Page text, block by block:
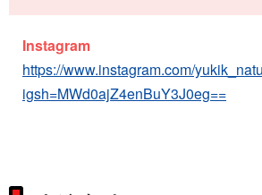
Instagram
https://www.instagram.com/
igsh=MWd0ajZ4enBuY3J0eg==